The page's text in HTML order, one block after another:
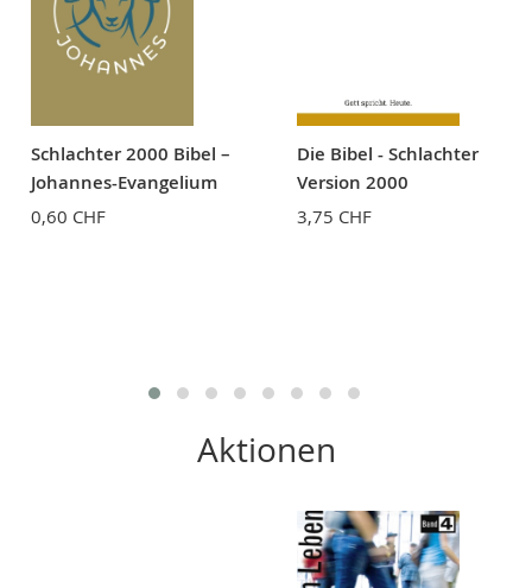
Schlachter 2000 Bibel –
Johannes-Evangelium
0,60 CHF
Die Bibel - Schlachter
Version 2000
3,75 CHF
Aktionen